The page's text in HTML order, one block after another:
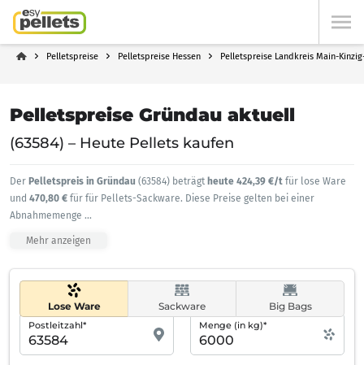
Pelletspreise Pelletspreise Hessen Pelletspreise Landkreis Main-
Pelletspreise Gründau aktuell
(63584) – Heute Pellets kaufen
Der Pelletspreis in Gründau (63584) beträgt heute 424,39 €/t für lose Ware
und 470,80 € für für Pellets-Sackware. Diese Preise gelten bei einer
Abnahmemenge ...
Mehr anzeigen
Lose Ware Sackware Big Bags
Postleitzahl* Menge (in kg)*